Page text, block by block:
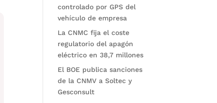
controlado por GPS del
vehículo de empresa
La CNMC fija el coste
regulatorio del apagón
eléctrico en 38,7 millones
El BOE publica sanciones
de la CNMV a Soltec y
Gesconsult